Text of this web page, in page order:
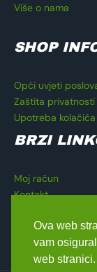
Više o nama
SHOP
Opći uvjeti
Zaštita privatnosti
Upotreba kolačića
BRZI
Moj račun
Kontakt
Blagajna
Ova web
vam
web stranici.